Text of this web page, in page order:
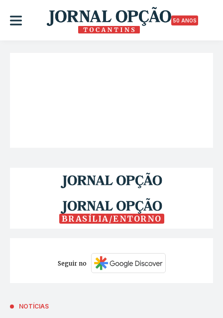
50 ANOS
BRASÍLIA/ENTORNO
Seguir no
NOTÍCIAS